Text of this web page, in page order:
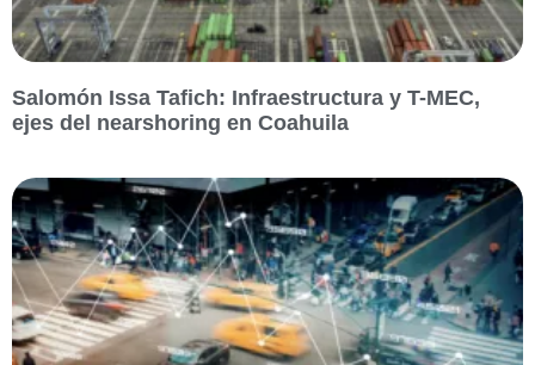
Salomón Issa Tafich: Infraestructura y T-MEC,
ejes del nearshoring en Coahuila